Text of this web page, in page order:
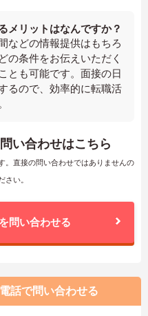
メリットはなんですか？
などの情報提供はもちろ
の条件をお伝えいただく
とも可能です。面接の日
るので、効率的に転職活
い合わせはこちら
。直接の問い合わせではありませんの
さい。
問い合わせる
話で問い合わせる